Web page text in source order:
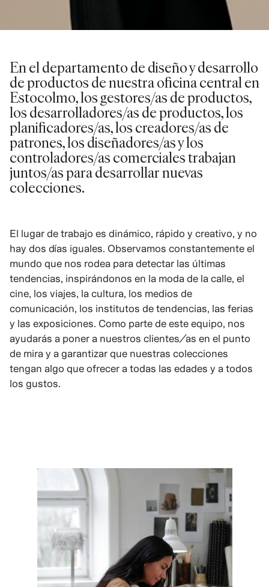
En el departamento de diseño y desarrollo
de productos de nuestra oficina central en
Estocolmo, los gestores/as de productos,
los desarrolladores/as de productos, los
planificadores/as, los creadores/as de
patrones, los diseñadores/as y los
controladores/as comerciales trabajan
juntos/as para desarrollar nuevas
colecciones.
El lugar de trabajo es dinámico, rápido y creativo, y no
hay dos días iguales. Observamos constantemente el
mundo que nos rodea para detectar las últimas
tendencias, inspirándonos en la moda de la calle, el
cine, los viajes, la cultura, los medios de
comunicación, los institutos de tendencias, las ferias
y las exposiciones. Como parte de este equipo, nos
ayudarás a poner a nuestros clientes/as en el punto
de mira y a garantizar que nuestras colecciones
tengan algo que ofrecer a todas las edades y a todos
los gustos.